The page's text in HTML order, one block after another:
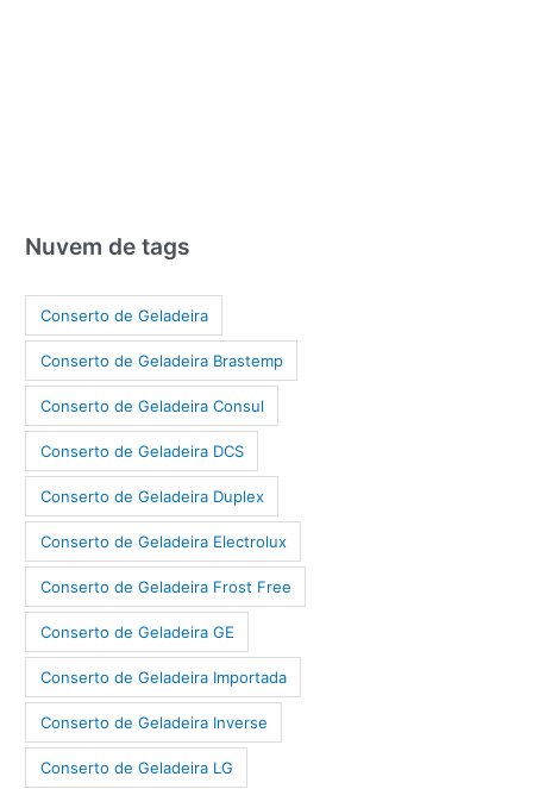
Nuvem de tags
Conserto de Geladeira
Conserto de Geladeira Brastemp
Conserto de Geladeira Consul
Conserto de Geladeira DCS
Conserto de Geladeira Duplex
Conserto de Geladeira Electrolux
Conserto de Geladeira Frost Free
Conserto de Geladeira GE
Conserto de Geladeira Importada
Conserto de Geladeira Inverse
Conserto de Geladeira LG